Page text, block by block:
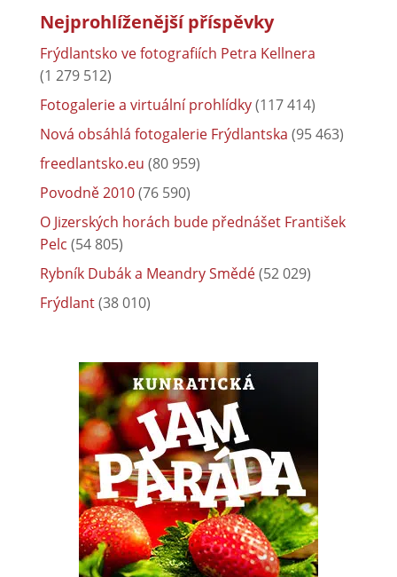
Nejprohlíženější příspěvky
Frýdlantsko ve fotografiích Petra Kellnera
(1 279 512)
Fotogalerie a virtuální prohlídky(117 414)
Nová obsáhlá fotogalerie Frýdlantska (95 463)
freedlantsko.eu (80 959)
Povodně 2010(76 590)
O Jizerských horách bude přednášet František
Pelc (54 805)
Rybník Dubák a Meandry Smědé(52 029)
Frýdlant(38 010)